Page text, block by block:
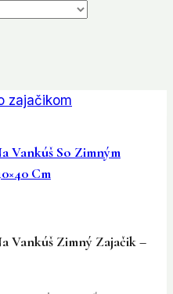
Vankúš So Zimným
Cm
Vankúš Zimný Zajačik–